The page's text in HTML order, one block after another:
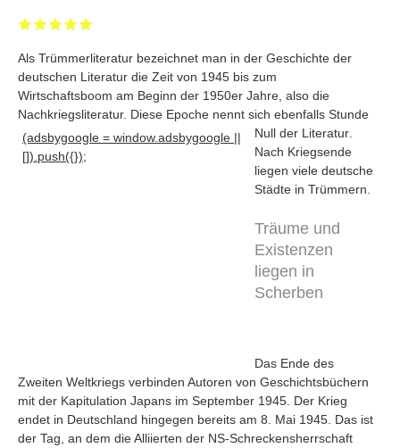
2. Weltkrieg
Die Räuber
Maria Stuart
Woyzeck
Navigation
Als Trümmerliteratur bezeichnet man in der Geschichte der
deutschen Literatur die Zeit von 1945 bis zum
Wirtschaftsboom am Beginn der 1950er Jahre, also die
Nachkriegsliteratur. Diese Epoche nennt sich ebenfalls Stunde
Null der Literatur
(adsbygoogle = window.adsbygoogle ||
[]).push({});
Nach Kriegsende
liegen viele deutsche
Städte in Trümmern.
Träume und
Existenzen
liegen in
Scherben
Das Ende des
Zweiten Weltkriegs verbinden Autoren von Geschichtsbüchern
mit der Kapitulation Japans im September 1945. Der Krieg
endet in Deutschland hingegen bereits am 8. Mai 1945. Das ist
der Tag, an dem die Alliierten der NS-Schreckensherrschaft